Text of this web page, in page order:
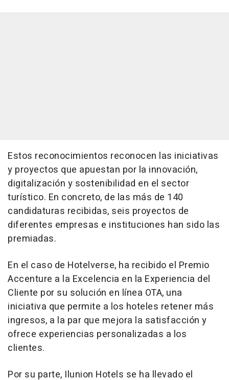
Estos reconocimientos reconocen las iniciativas
y proyectos que apuestan por la innovación,
digitalización y sostenibilidad en el sector
turístico. En concreto, de las más de 140
candidaturas recibidas, seis proyectos de
diferentes empresas e instituciones han sido las
premiadas.
En el caso de Hotelverse, ha recibido el Premio
Accenture a la Excelencia en la Experiencia del
Cliente por su solución en línea OTA, una
iniciativa que permite a los hoteles retener más
ingresos, a la par que mejora la satisfacción y
ofrece experiencias personalizadas a los
clientes.
Por su parte, Ilunion Hotels se ha llevado el